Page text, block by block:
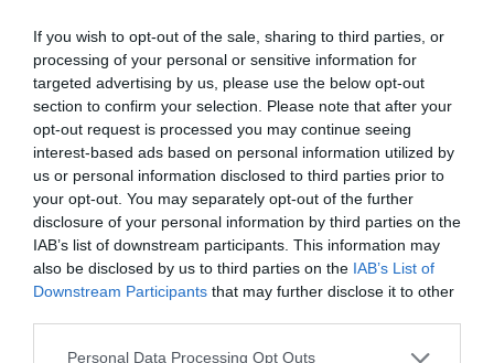
If you wish to opt-out of the sale, sharing to third parties, or
processing of your personal or sensitive information for
targeted advertising by us, please use the below opt-out
section to confirm your selection. Please note that after your
opt-out request is processed you may continue seeing
interest-based ads based on personal information utilized by
us or personal information disclosed to third parties prior to
your opt-out. You may separately opt-out of the further
disclosure of your personal information by third parties on the
IAB’s list of downstream participants. This information may
also be disclosed by us to third parties on the IAB’s List of
Downstream Participants that may further disclose it to other
Personal Data Processing Opt Outs
personale deosebit de grave și exploatarea
prostituției.
Şoc şi groază la Palermo: Un român a ucis două
femei, apoi s-a sinucis
Ca în Vestul Sălbatic: recompensă pentru prinderea
bandiţilor români